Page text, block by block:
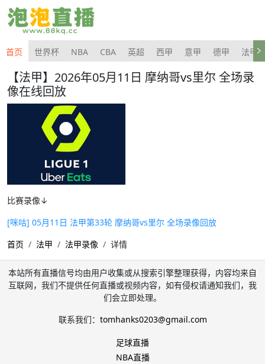
首页 世界杯 NBA CBA 英超 西甲 意甲 德甲 法甲
【法甲】2026年05月11日 摩纳哥vs里尔 全场录
像在线回放
比赛录像↓
[咪咕] 05月11日 法甲第33轮 摩纳哥vs里尔 全场录像回放
首页
法甲 法甲录像 详情
本站所有直播信号均由用户收集或从搜索引擎整理获得，内容均来自
互联网，我们不提供任何直播或视频内容，如有侵权请通知我们，我
们会立即处理。
联系我们： tomhanks0203@gmail.com
足球直播
NBA直播